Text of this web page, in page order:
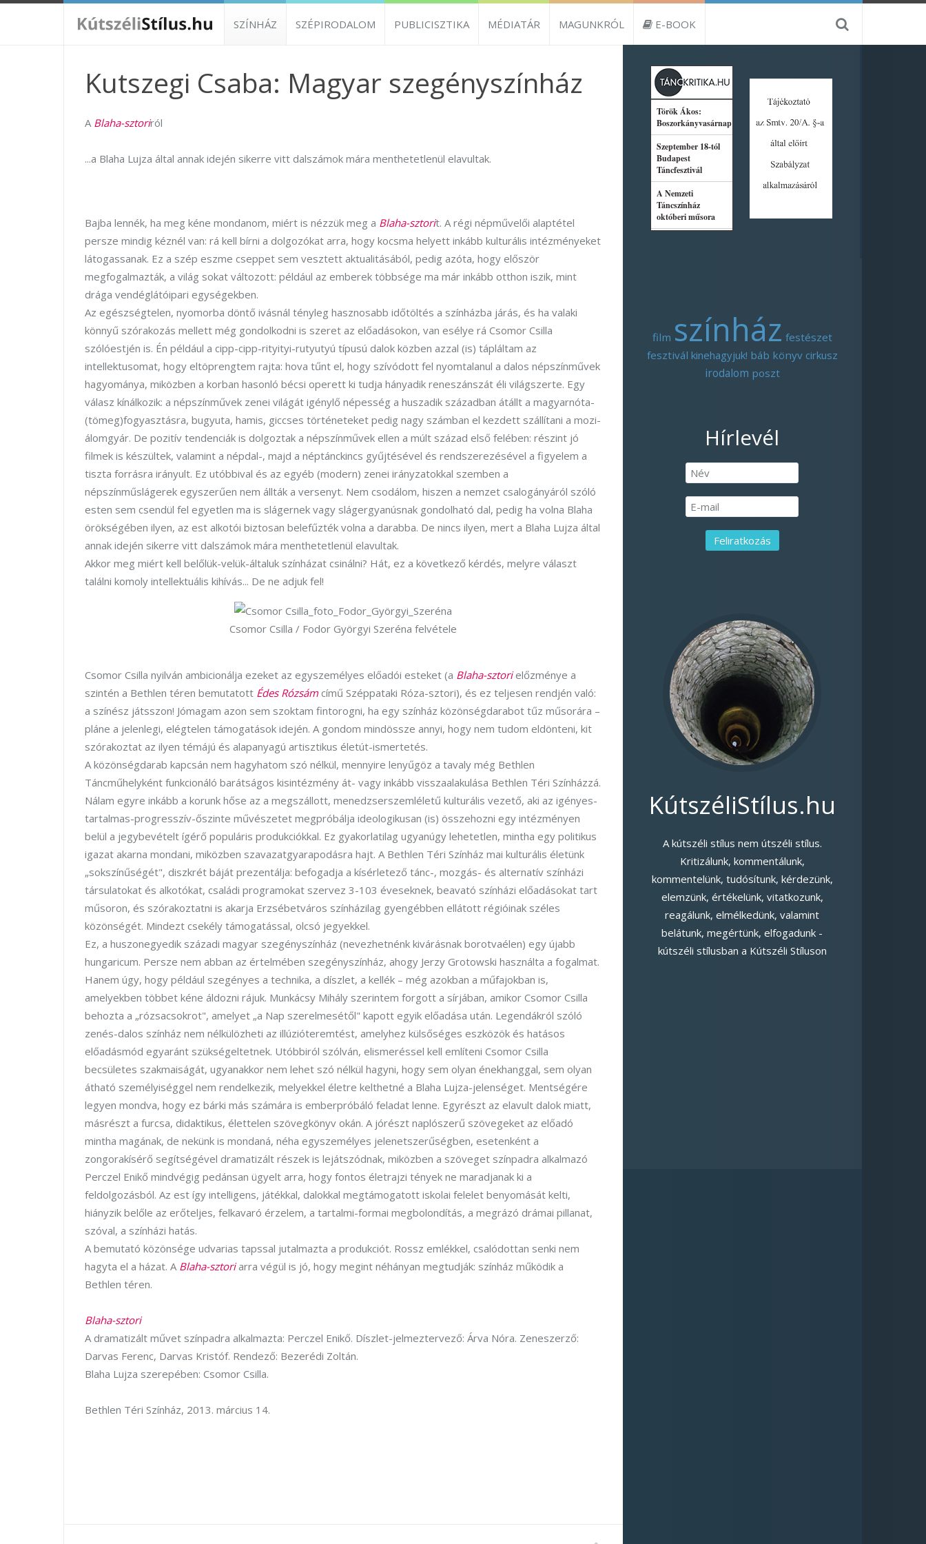
SZÍNHÁZ SZÉPIRODALOM PUBLICISZTIKA MÉDIATÁR MAGUNKRÓL E-BOOK
Kutszegi Csaba: Magyar szegényszínház
A Blaha-sztoriról
...a Blaha Lujza által annak idején sikerre vitt dalszámok mára menthetetlenül elavultak.
Bajba lennék, ha meg kéne mondanom, miért is nézzük meg a Blaha-sztorit. A régi népművelői alaptétel
persze mindig kéznél van: rá kell bírni a dolgozókat arra, hogy kocsma helyett inkább kulturális intézményeket
látogassanak. Ez a szép eszme cseppet sem vesztett aktualitásából, pedig azóta, hogy először
megfogalmazták, a világ sokat változott: például az emberek többsége ma már inkább otthon iszik, mint
drága vendéglátóipari egységekben.
Az egészségtelen, nyomorba döntő ivásnál tényleg hasznosabb időtöltés a színházba járás, és ha valaki
könnyű szórakozás mellett még gondolkodni is szeret az előadásokon, van esélye rá Csomor Csilla
szólóestjén is. Én például a cipp-cipp-rityityi-rutyutyú típusú dalok közben azzal (is) tápláltam az
intellektusomat, hogy eltöprengtem rajta: hova tűnt el, hogy szívódott fel nyomtalanul a dalos népszínművek
hagyománya, miközben a korban hasonló bécsi operett ki tudja hányadik reneszánszát éli világszerte. Egy
válasz kínálkozik: a népszínművek zenei világát igénylő népesség a huszadik században átállt a magyarnóta-
(tömeg)fogyasztásra, bugyuta, hamis, giccses történeteket pedig nagy számban el kezdett szállítani a mozi-
álomgyár. De pozitív tendenciák is dolgoztak a népszínművek ellen a múlt század első felében: részint jó
filmek is készültek, valamint a népdal-, majd a néptánckincs gyűjtésével és rendszerezésével a figyelem a
tiszta forrásra irányult. Ez utóbbival és az egyéb (modern) zenei irányzatokkal szemben a
népszínműslágerek egyszerűen nem állták a versenyt. Nem csodálom, hiszen a nemzet csalogányáról szóló
esten sem csendül fel egyetlen ma is slágernek vagy slágergyanúsnak gondolható dal, pedig ha volna Blaha
örökségében ilyen, az est alkotói biztosan belefűzték volna a darabba. De nincs ilyen, mert a Blaha Lujza által
annak idején sikerre vitt dalszámok mára menthetetlenül elavultak.
Akkor meg miért kell belőlük-velük-általuk színházat csinálni? Hát, ez a következő kérdés, melyre választ
találni komoly intellektuális kihívás... De ne adjuk fel!
Csomor Csilla / Fodor Györgyi Szeréna felvétele
Csomor Csilla nyilván ambicionálja ezeket az egyszemélyes előadói esteket (a Blaha-sztorielőzménye a
szintén a Bethlen téren bemutatott Édes Rózsámcímű Széppataki Róza-sztori), és ez teljesen rendjén való:
a színész játsszon! Jómagam azon sem szoktam fintorogni, ha egy színház közönségdarabot tűz műsorára –
pláne a jelenlegi, elégtelen támogatások idején. A gondom mindössze annyi, hogy nem tudom eldönteni, kit
szórakoztat az ilyen témájú és alapanyagú artisztikus életút-ismertetés.
A közönségdarab kapcsán nem hagyhatom szó nélkül, mennyire lenyűgöz a tavaly még Bethlen
Táncműhelyként funkcionáló barátságos kisintézmény át- vagy inkább visszaalakulása Bethlen Téri Színházzá.
Nálam egyre inkább a korunk hőse az a megszállott, menedzserszemléletű kulturális vezető, aki az igényes-
tartalmas-progresszív-őszinte művészetet megpróbálja ideologikusan (is) összehozni egy intézményen
belül a jegybevételt ígérő populáris produkciókkal. Ez gyakorlatilag ugyanúgy lehetetlen, mintha egy politikus
igazat akarna mondani, miközben szavazatgyarapodásra hajt. A Bethlen Téri Színház mai kulturális életünk
„sokszínűségét", diszkrét báját prezentálja: befogadja a kísérletező tánc-, mozgás- és alternatív színházi
társulatokat és alkotókat, családi programokat szervez 3-103 éveseknek, beavató színházi előadásokat tart
műsoron, és szórakoztatni is akarja Erzsébetváros színházilag gyengébben ellátott régióinak széles
közönségét. Mindezt csekély támogatással, olcsó jegyekkel.
Ez, a huszonegyedik századi magyar szegényszínház (nevezhetnénk kivárásnak borotvaélen) egy újabb
hungaricum. Persze nem abban az értelmében szegényszínház, ahogy Jerzy Grotowski használta a fogalmat.
Hanem úgy, hogy például szegényes a technika, a díszlet, a kellék – még azokban a műfajokban is,
amelyekben többet kéne áldozni rájuk. Munkácsy Mihály szerintem forgott a sírjában, amikor Csomor Csilla
behozta a „rózsacsokrot", amelyet „a Nap szerelmesétől" kapott egyik előadása után. Legendákról szóló
zenés-dalos színház nem nélkülözheti az illúzióteremtést, amelyhez külsőséges eszközök és hatásos
előadásmód egyaránt szükségeltetnek. Utóbbiról szólván, elismeréssel kell említeni Csomor Csilla
becsületes szakmaiságát, ugyanakkor nem lehet szó nélkül hagyni, hogy sem olyan énekhanggal, sem olyan
átható személyiséggel nem rendelkezik, melyekkel életre kelthetné a Blaha Lujza-jelenséget. Mentségére
legyen mondva, hogy ez bárki más számára is emberpróbáló feladat lenne. Egyrészt az elavult dalok miatt,
másrészt a furcsa, didaktikus, élettelen szövegkönyv okán. A jórészt naplószerű szövegeket az előadó
mintha magának, de nekünk is mondaná, néha egyszemélyes jelenetszerűségben, esetenként a
zongorakísérő segítségével dramatizált részek is lejátszódnak, miközben a szöveget színpadra alkalmazó
Perczel Enikő mindvégig pedánsan ügyelt arra, hogy fontos életrajzi tények ne maradjanak ki a
feldolgozásból. Az est így intelligens, játékkal, dalokkal megtámogatott iskolai felelet benyomását kelti,
hiányzik belőle az erőteljes, felkavaró érzelem, a tartalmi-formai megbolondítás, a megrázó drámai pillanat,
szóval, a színházi hatás.
A bemutató közönsége udvarias tapssal jutalmazta a produkciót. Rossz emlékkel, csalódottan senki nem
hagyta el a házat. A Blaha-sztoriarra végül is jó, hogy megint néhányan megtudják: színház működik a
Bethlen téren.
Blaha-sztori
A dramatizált művet színpadra alkalmazta: Perczel Enikő. Díszlet-jelmeztervező: Árva Nóra. Zeneszerző:
Darvas Ferenc, Darvas Kristóf. Rendező: Bezerédi Zoltán.
Blaha Lujza szerepében: Csomor Csilla.
Bethlen Téri Színház, 2013. március 14.
film színház festészet
fesztivál kinehagyjuk! báb könyv cirkusz
irodalom poszt
Hírlevél
KútszéliStílus.hu
A kútszéli stílus nem útszéli stílus.
Kritizálunk, kommentálunk,
kommentelünk, tudósítunk, kérdezünk,
elemzünk, értékelünk, vitatkozunk,
reagálunk, elmélkedünk, valamint
belátunk, megértünk, elfogadunk -
kútszéli stílusban a Kútszéli Stíluson